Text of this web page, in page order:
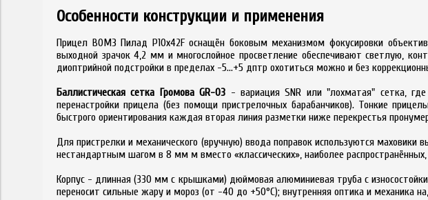
Особенности конструкции и применения
Прицел ВОМЗ Пилад P10x42F оснащён боковым механизмом фокусировки
выходной зрачок 4,2 мм и многослойное просветление обеспечивают светлую,
диоптрийной подстройки в пределах -5...+5 дптр охотиться можно и без
Баллистическая сетка Громова GR-03 - вариация SNR или "лохматая" сетка,
перенастройки прицела (без помощи пристрелочных барабанчиков). Тонкие
быстрого ориентирования каждая вторая линия разметки ниже перекрестья
Для пристрелки и механического (вручную) ввода поправок используются
нестандартным шагом в 8 мм м вместо «классических», наиболее
Корпус - длинная (330 мм с крышками) дюймовая алюминиевая труба с
переносит сильные жару и мороз (от -40 до +50°C); внутренняя оптика и механика